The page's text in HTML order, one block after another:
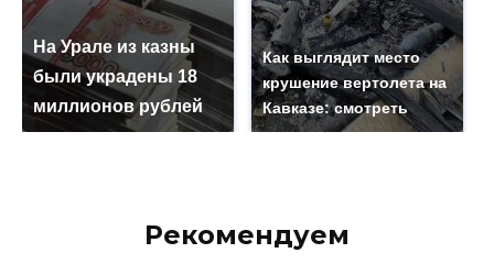
На Урале из казны
были украдены 18
миллионов рублей
Как выглядит место
крушение вертолета на
Кавказе: смотреть
Рекомендуем